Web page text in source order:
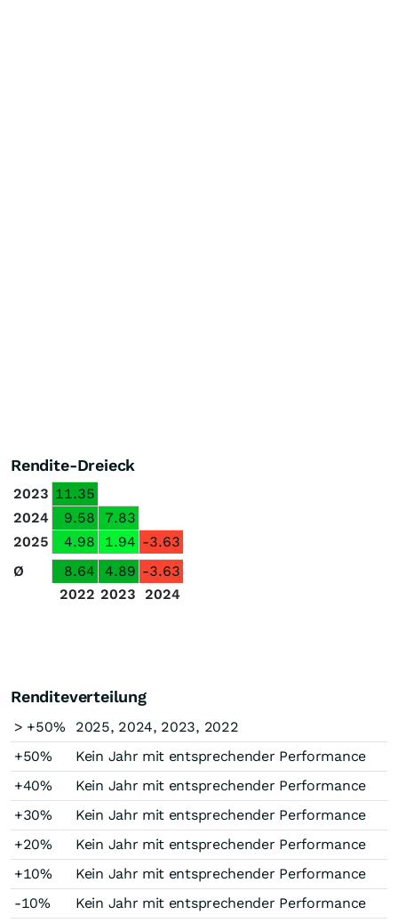
Rendite-Dreieck
2023 11.35
2024
9.58
7.83
2025
4.98 1.94 -3.63
Ø
8.64 4.89 -3.63
2022 2023 2024
Renditeverteilung
> +50%
2025, 2024, 2023, 2022
+50%
Kein Jahr mit entsprechender Performance
+40%
Kein Jahr mit entsprechender Performance
+30%
Kein Jahr mit entsprechender Performance
+20%
Kein Jahr mit entsprechender Performance
+10%
Kein Jahr mit entsprechender Performance
-10%
Kein Jahr mit entsprechender Performance